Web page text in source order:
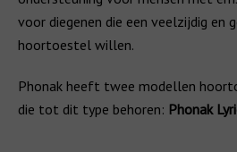
voor diegenen die een veelzijdig en
hoortoestel willen.
Phonak heeft twee modellen
die tot dit type behoren: Phonak